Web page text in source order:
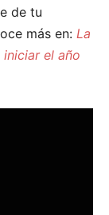
de tu
más en: La
el año